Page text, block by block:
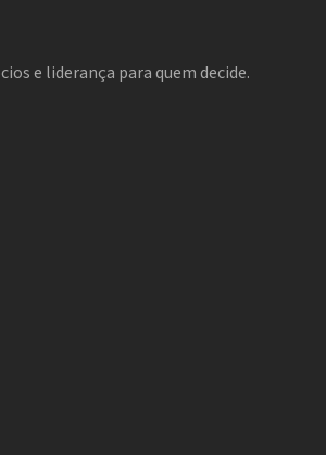
e liderança para quem decide.